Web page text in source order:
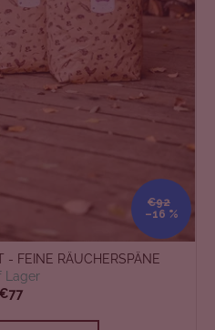
€92
–16 %
- FEINE RÄUCHERSPÄNE
Lager
€77